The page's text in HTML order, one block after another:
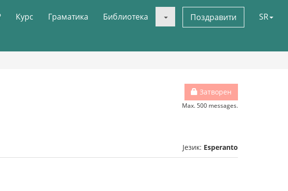
Курс Граматика Библиотека Поздравити SR
Затворен
Max. 500 messages.
Језик: Esperanto